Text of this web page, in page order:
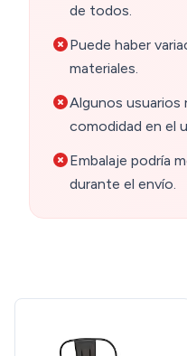
de todos.
Puede haber
materiales.
Algunos
comodidad en el
Embalaje podría
durante el envío.